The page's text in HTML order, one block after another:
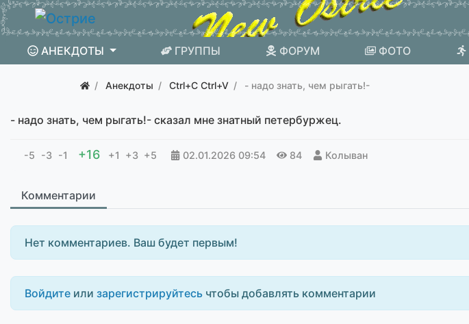
АНЕКДОТЫ ГРУППЫ ФОРУМ ФОТО
Анекдоты Ctrl+C Ctrl+V - надо знать, чем рыгать!-
- надо знать, чем рыгать!- сказал мне знатный петербуржец.
-5 -3 -1 +16 +1 +3 +5 02.01.2026 09:54 84 Колыван
Комментарии
Нет комментариев. Ваш будет первым!
Войдите или зарегистрируйтесь чтобы добавлять комментарии